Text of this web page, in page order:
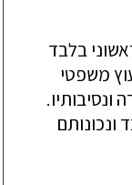
בלבד
משפטי
ונסיבותיו.
ונכונותם